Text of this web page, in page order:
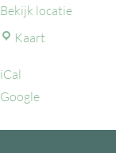
Bekijk locatie
Kaart
iCal
Google